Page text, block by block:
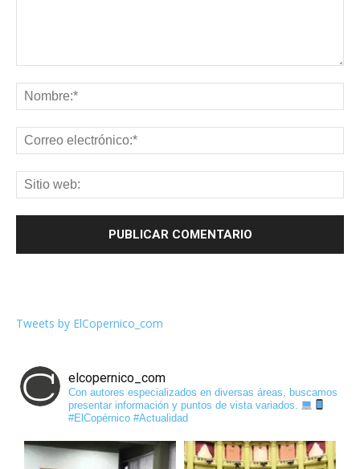
Tweets by ElCopernico_com
elcopernico_com
Con autores especializados en diversas áreas, buscamos
presentar información y puntos de vista variados.
#ElCopérnico #Actualidad